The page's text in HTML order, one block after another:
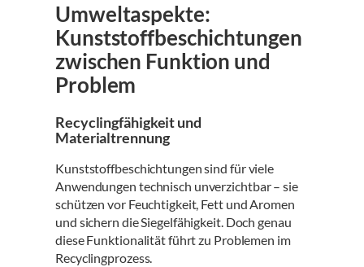
Umweltaspekte:
Kunststoffbeschichtungen
zwischen Funktion und
Problem
Recyclingfähigkeit und
Materialtrennung
Kunststoffbeschichtungen sind für viele
Anwendungen technisch unverzichtbar – sie
schützen vor Feuchtigkeit, Fett und Aromen
und sichern die Siegelfähigkeit. Doch genau
diese Funktionalität führt zu Problemen im
Recyclingprozess.